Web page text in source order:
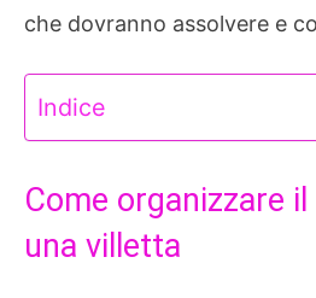
che dovranno assolvere e
Indice
Come organizzare
una villetta